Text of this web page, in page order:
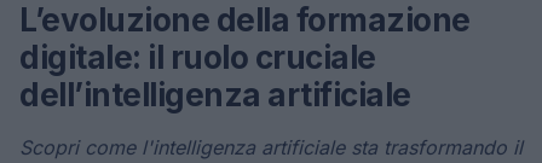
L’evoluzione della formazione
digitale: il ruolo cruciale
dell’intelligenza artificiale
Scopri come l'intelligenza artificiale sta trasformando il